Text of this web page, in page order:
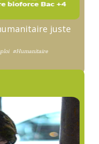
juste
#Humanitaire